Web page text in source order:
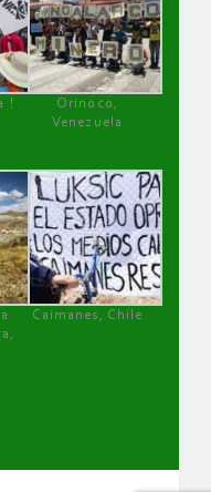
!
Orinoco,
Venezuela
Caimanes, Chile